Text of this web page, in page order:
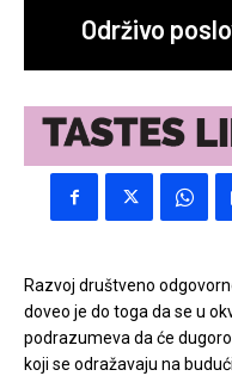
Održivo
Razvoj društveno
doveo je do toga da se u
podrazumeva da će
koji se odražavaju na